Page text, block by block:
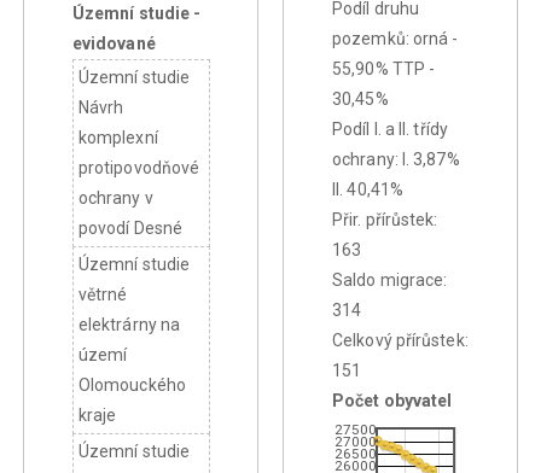
Územní studie -
evidované
Územní studie
Návrh
komplexní
protipovodňové
ochrany v
povodí Desné
Územní studie
větrné
elektrárny na
území
Olomouckého
kraje
Územní studie
Podíl druhu
pozemků: orná -
55,90% TTP -
30,45%
Podíl I. a II. třídy
ochrany: I. 3,87%
II. 40,41%
Přir. přírůstek:
163
Saldo migrace:
314
Celkový přírůstek:
151
Počet obyvatel
26000
26500
27000
27500